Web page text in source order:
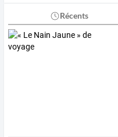
Récents